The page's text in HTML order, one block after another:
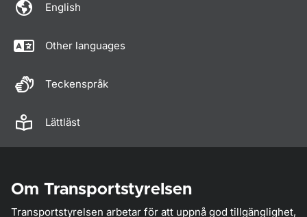
English
Other languages
Teckenspråk
Lättläst
Om Transportstyrelsen
Transportstyrelsen arbetar för att uppnå god tillgänglighet,